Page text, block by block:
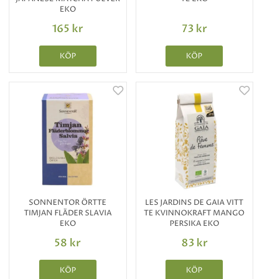
EKO
165 kr
KÖP
73 kr
KÖP
SONNENTOR ÖRTTE
TIMJAN FLÄDER SLAVIA
EKO
58 kr
KÖP
LES JARDINS DE GAIA VITT
TE KVINNOKRAFT MANGO
PERSIKA EKO
83 kr
KÖP